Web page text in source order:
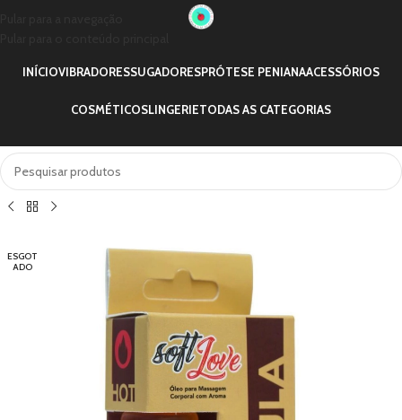
INÍCIOVIBRADORESSUGADORESPRÓTESE PENIANAACESSÓRIOS
COSMÉTICOSLINGERIETODAS AS CATEGORIAS
ESGOT
ADO